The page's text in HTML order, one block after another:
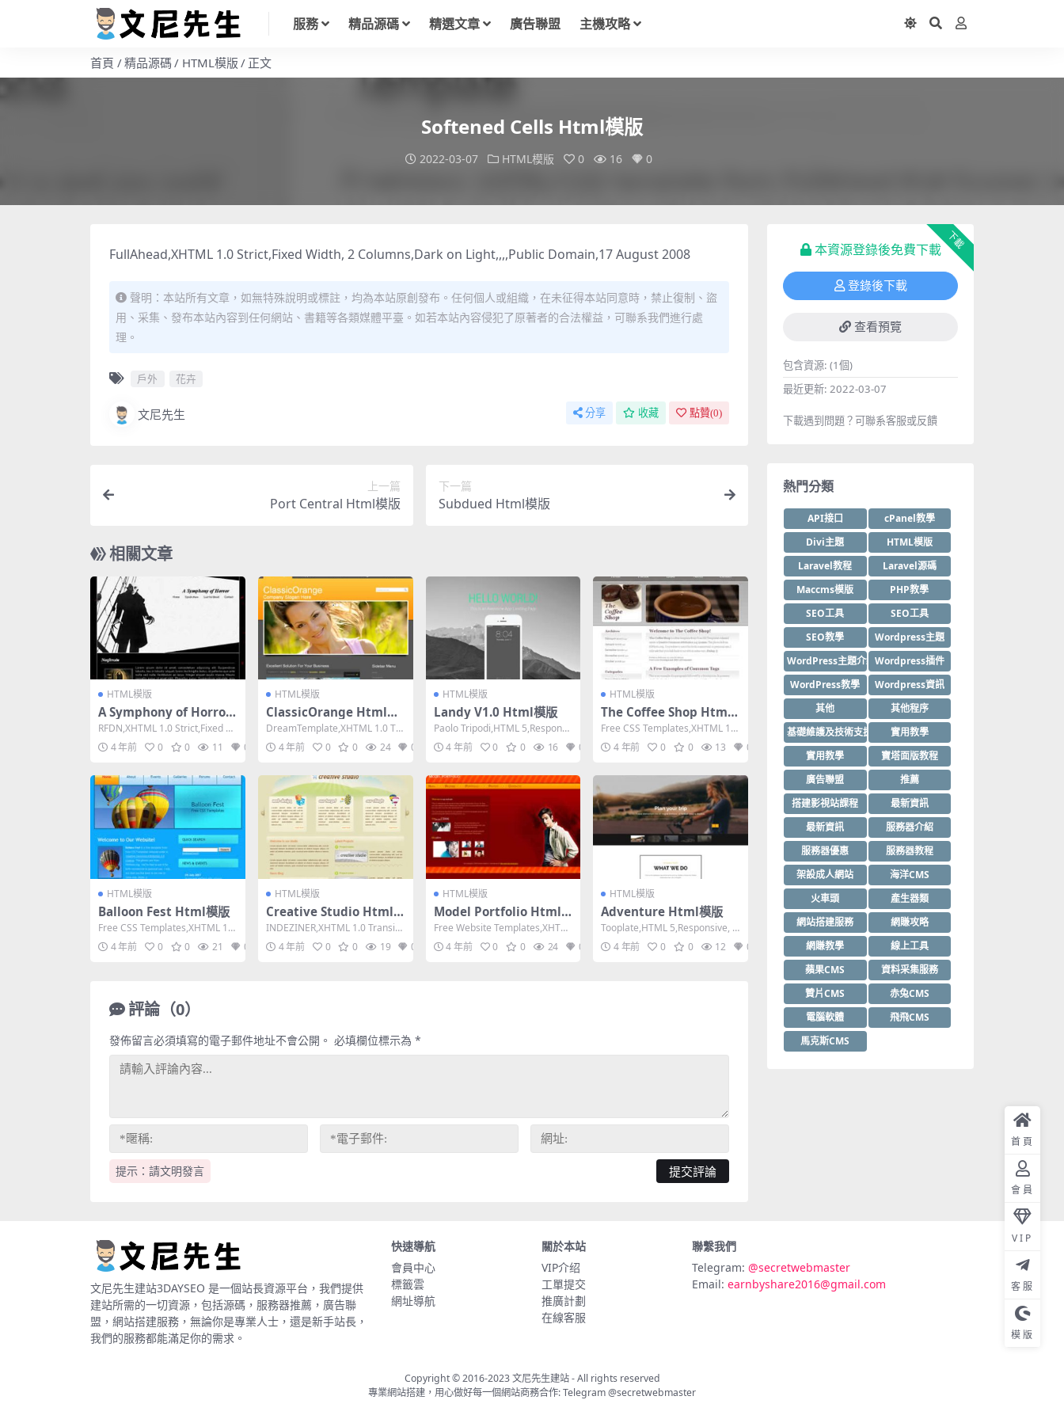
服務 精品源碼 精選文章 廣告聯盟 主機攻略
首頁 精品源碼 HTML模版 正文
Softened Cells Html模版
2022-03-07 HTML模版 0 16 0
FullAhead,XHTML 1.0 Strict,Fixed Width, 2 Columns,Dark on Light,,,,Public Domain,17 August 2008
聲明：本站所有文章，如無特殊說明或標註，均為本站原創發布。任何個人或組織，在未征得本站同意時，禁止復制、盜
用、采集、發布本站內容到任何網站、書籍等各類媒體平臺。如若本站內容侵犯了原著者的合法權益，可聯系我們進行處
理。
戶外 花卉
文尼先生 分享 收藏 點贊(0)
上一篇
Port Central Html模版
下一篇
Subdued Html模版
相關文章
HTML模版
A Symphony of Horror
Html模版
RFDN,XHTML 1.0 Strict,Fixed Wi
dth, 1 Col...
4 年前 0 0 11 0
HTML模版
ClassicOrange Html模
版
DreamTemplate,XHTML 1.0 Tra
nsitional,Fix...
4 年前 0 0 24 0
HTML模版
Landy V1.0 Html模版
Paolo Tripodi,HTML 5,Responsi
ve, Mixed C...
4 年前 0 0 16 0
HTML模版
The Coffee Shop Html
模版
Free CSS Templates,XHTML 1.0
Strict,Fixe...
4 年前 0 0 13 0
HTML模版
Balloon Fest Html模版
Free CSS Templates,XHTML 1.0
Strict,Fixe...
4 年前 0 0 21 0
HTML模版
Creative Studio Html
模版
INDEZINER,XHTML 1.0 Transiti
onal,Fixed W...
4 年前 0 0 19 0
HTML模版
Model Portfolio Html
模版
Free Website Templates,XHTM
L 1.0 Strict,...
4 年前 0 0 24 0
HTML模版
Adventure Html模版
Tooplate,HTML 5,Responsive, 3
Columns,Mi...
4 年前 0 0 12 0
評論（0）
提示：請文明發言
發佈留言必須填寫的電子郵件地址不會公開。 必填欄位標示為 *
下載
本資源登錄後免費下載
登錄後下載
查看預覽
包含資源: (1個)
最近更新: 2022-03-07
下載遇到問題？可聯系客服或反饋
熱門分類
API接口
cPanel教學
Divi主題
HTML模版
Laravel教程
Laravel源碼
Maccms模版
PHP教學
SEO工具
SEO工具
SEO教學
Wordpress主題
WordPress主題介紹Wordpress插件
WordPress教學
Wordpress資訊
其他
其他程序
基礎維護及技術支援
實用教學
實用教學
寶塔面版教程
廣告聯盟
推薦
搭建影視站課程
最新資訊
最新資訊
服務器介紹
服務器優惠
服務器教程
架設成人網站
海洋CMS
火車頭
產生器類
網站搭建服務
網賺攻略
網賺教學
線上工具
蘋果CMS
資料采集服務
贊片CMS
赤兔CMS
電腦軟體
飛飛CMS
馬克斯CMS
文尼先生建站3DAYSEO 是一個站長資源平台，我們提供
建站所需的一切資源，包括源碼，服務器推薦，廣告聯
盟，網站搭建服務，無論你是專業人士，還是新手站長，
我們的服務都能滿足你的需求。
快速導航
會員中心
標籤雲
網址導航
關於本站
VIP介绍
工單提交
推廣計劃
在線客服
聯繫我們
Telegram: @secretwebmaster
Email: earnbyshare2016@gmail.com
Copyright © 2016-2023文尼先生建站- All rights reserved
專業網站搭建，用心做好每一個網站商務合作: Telegram@secretwebmaster
首頁
會員
VIP
客服
模版